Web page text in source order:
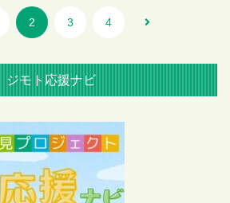
2 3 4
ジモト応援ナビ